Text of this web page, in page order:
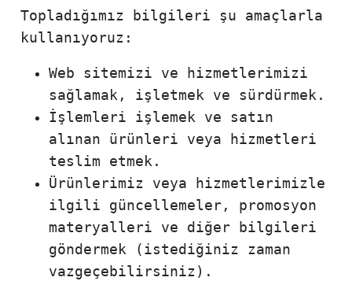
Topladığımız bilgileri şu amaçlarla
kullanıyoruz:
Web sitemizi ve hizmetlerimizi
sağlamak, işletmek ve sürdürmek.
İşlemleri işlemek ve satın
alınan ürünleri veya hizmetleri
teslim etmek.
Ürünlerimiz veya hizmetlerimizle
ilgili güncellemeler, promosyon
materyalleri ve diğer bilgileri
göndermek (istediğiniz zaman
vazgeçebilirsiniz).